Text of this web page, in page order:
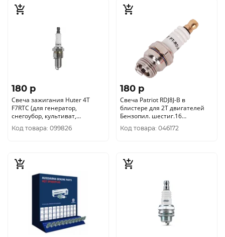
180 p
Свеча зажигания Huter 4T
F7RTC (для генератор,
снегоубор, культиват,
газонокосилок, тракторов)
71/2/28
Код товара: 099826
180 p
Свеча Patriot RDJ8J-B в
блистере для 2Т двигателей
Бензопил. шестиг.16
(841102061)
Код товара: 046172